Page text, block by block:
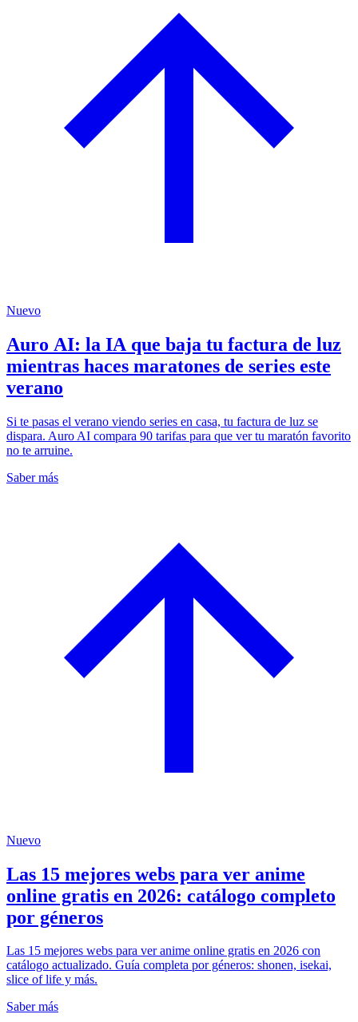
Nuevo
Auro AI: la IA que baja tu factura de luz
mientras haces maratones de series este
verano
Si te pasas el verano viendo series en casa, tu factura de luz se
dispara. Auro AI compara 90 tarifas para que ver tu maratón favorito
no te arruine.
Saber más
Nuevo
Las 15 mejores webs para ver anime
online gratis en 2026: catálogo completo
por géneros
Las 15 mejores webs para ver anime online gratis en 2026 con
catálogo actualizado. Guía completa por géneros: shonen, isekai,
slice of life y más.
Saber más